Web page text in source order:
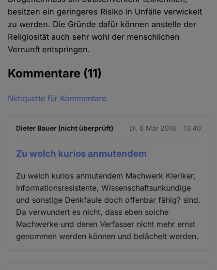
besitzen ein geringeres Risiko in Unfälle verwickelt
zu werden. Die Gründe dafür können anstelle der
Religiosität auch sehr wohl der menschlichen
Vernunft entspringen.
Kommentare (11)
Netiquette für Kommentare
Dieter Bauer (nicht überprüft) Di. 6 Mär 2018 - 13:40
Zu welch kurios anmutendem
Zu welch kurios anmutendem Machwerk Kleriker,
Informationsresistente, Wissenschaftsunkundige
und sonstige Denkfaule doch offenbar fähig? sind.
Da verwundert es nicht, dass eben solche
Machwerke und deren Verfasser nicht mehr ernst
genommen werden können und belächelt werden.